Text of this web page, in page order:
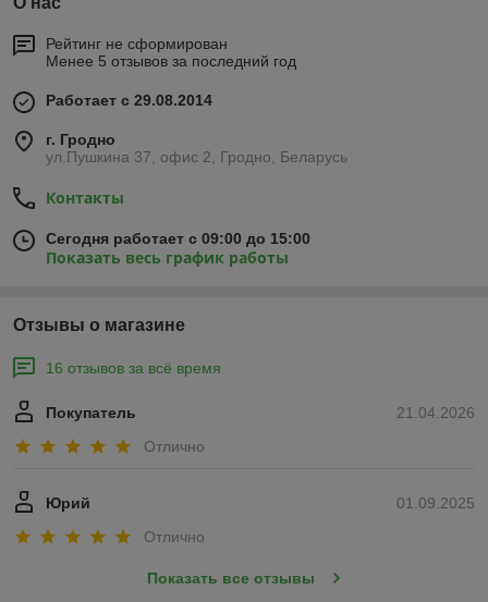
Рейтинг не сформирован
Менее 5 отзывов за последний год
Работает с 29.08.2014
г. Гродно
ул.Пушкина 37, офис 2, Гродно, Беларусь
Контакты
Сегодня работает с 09:00 до 15:00
Показать весь график работы
Отзывы о магазине
16 отзывов за всё время
21.04.2026
Покупатель
Отлично
01.09.2025
Юрий
Отлично
Показать все отзывы